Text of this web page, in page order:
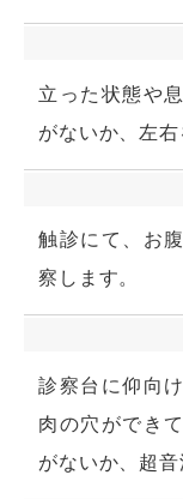
立った状態や
がないか、左右
触診にて、お
察します。
診察台に仰向
肉の穴ができ
がないか、超音